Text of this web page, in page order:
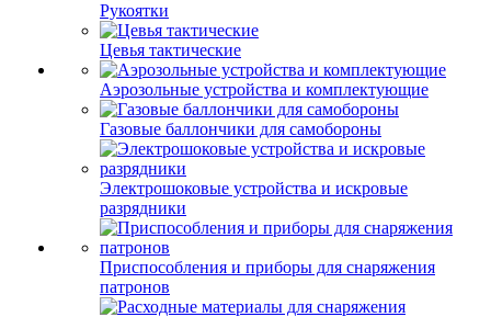
Рукоятки
Цевья тактические
Аэрозольные устройства и комплектующие
Газовые баллончики для самобороны
Электрошоковые устройства и искровые
разрядники
Приспособления и приборы для снаряжения
патронов